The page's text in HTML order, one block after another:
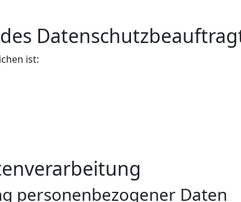
ist:
personenbezogener Daten